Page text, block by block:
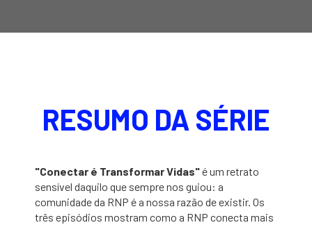
RESUMO DA SÉRIE
"Conectar é Transformar Vidas"é um retrato
sensível daquilo que sempre nos guiou: a
comunidade da RNP é a nossa razão de existir. Os
três episódios mostram como a RNP conecta mais